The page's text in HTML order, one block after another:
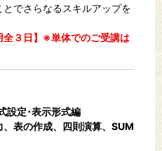
とでさらなるスキルアップを
３日】※単体でのご受講は
設定･表示形式編
表の作成、四則演算、SUM